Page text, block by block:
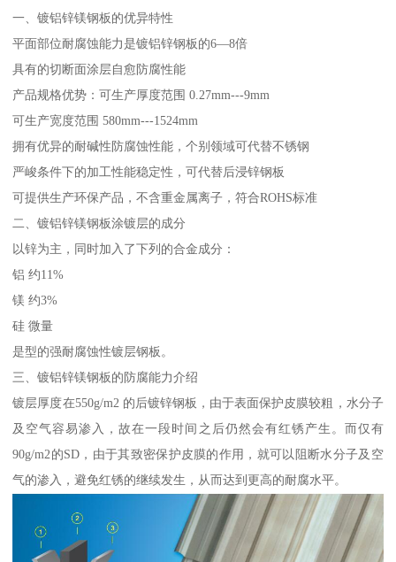
一、镀铝锌镁钢板的优异特性
平面部位耐腐蚀能力是镀铝锌钢板的6—8倍
具有的切断面涂层自愈防腐性能
产品规格优势：可生产厚度范围 0.27mm---9mm
可生产宽度范围 580mm---1524mm
拥有优异的耐碱性防腐蚀性能，个别领域可代替不锈钢
严峻条件下的加工性能稳定性，可代替后浸锌钢板
可提供生产环保产品，不含重金属离子，符合ROHS标准
二、镀铝锌镁钢板涂镀层的成分
以锌为主，同时加入了下列的合金成分：
铝 约11%
镁 约3%
硅 微量
是型的强耐腐蚀性镀层钢板。
三、镀铝锌镁钢板的防腐能力介绍
镀层厚度在550g/m2 的后镀锌钢板，由于表面保护皮膜较粗，水分子
及空气容易渗入，故在一段时间之后仍然会有红锈产生。而仅有
90g/m2的SD，由于其致密保护皮膜的作用，就可以阻断水分子及空
气的渗入，避免红锈的继续发生，从而达到更高的耐腐水平。